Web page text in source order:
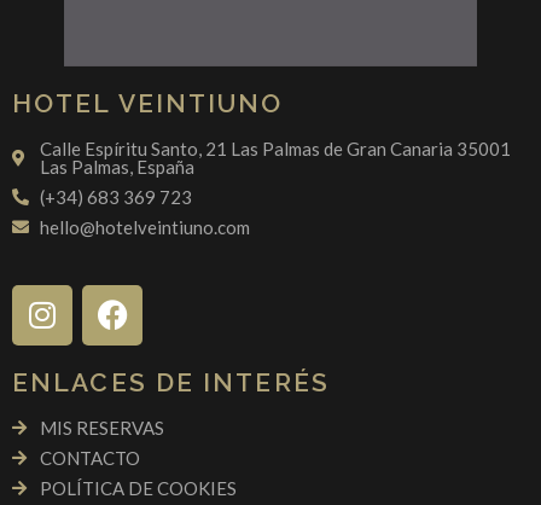
HOTEL VEINTIUNO
Calle Espíritu Santo, 21 Las Palmas de Gran Canaria 35001
Las Palmas, España
(+34) 683 369 723
hello@hotelveintiuno.com
ENLACES DE INTERÉS
MIS RESERVAS
CONTACTO
POLÍTICA DE COOKIES